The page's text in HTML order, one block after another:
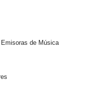
de Música